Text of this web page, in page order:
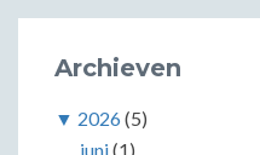
Archieven
▼ 2026(5)
juni(1)